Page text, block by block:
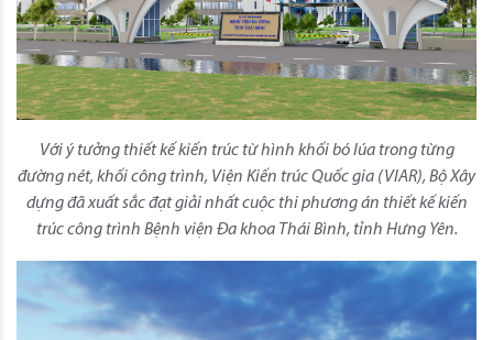
Với ý tưởng thiết kế kiến trúc từ hình khối bó lúa trong từng
đường nét, khối công trình, Viện Kiến trúc Quốc gia (VIAR), Bộ Xây
dựng đã xuất sắc đạt giải nhất cuộc thi phương án thiết kế kiến
trúc công trình Bệnh viện Đa khoa Thái Bình, tỉnh Hưng Yên.